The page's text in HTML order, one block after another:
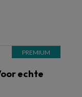
echte